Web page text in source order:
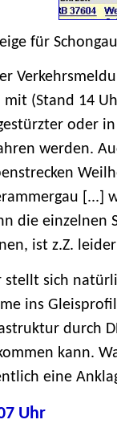
für
mit (Stand 14
oder
werden.
[...]
die einzelnen
ist z.Z.
stellt sich
ins
durch
kann.
eine
Uhr